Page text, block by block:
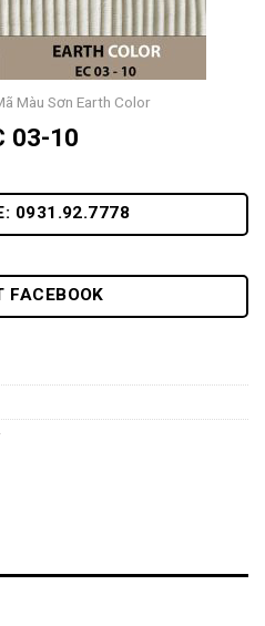
Màu Sơn Earth Color
03-10
0931.92.7778
FACEBOOK